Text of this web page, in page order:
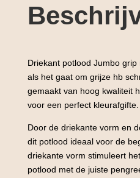
Driekant potlood Jumbo
als het gaat om grijze hb
gemaakt van hoog kwaliteit
voor een perfect kleurafgifte.
Door de driekante vorm en
dit potlood ideaal voor de
driekante vorm stimuleert
potlood met de juiste